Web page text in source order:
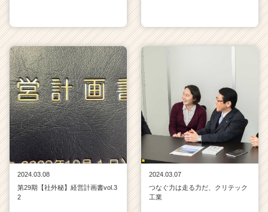
2024.03.08
第29期【社外秘】経営計画書vol.3
2
2024.03.07
つなぐ力は走る力だ、クリテック
工業